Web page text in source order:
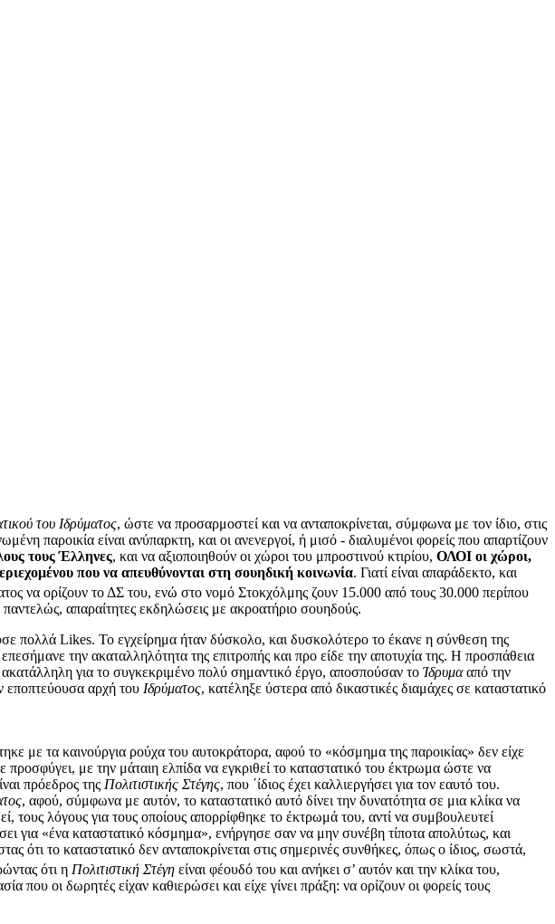
του Ιδρύματος, ώστε να προσαρμοστεί και να ανταποκρίνεται, σύμφωνα με τον ίδιο, στις
παροικία είναι ανύπαρκτη, και οι ανενεργοί, ή μισό - διαλυμένοι φορείς που απαρτίζουν
τους Έλληνες, και να αξιοποιηθούν οι χώροι του μπροστινού κτιρίου, ΟΛΟΙ οι χώροι,
που να απευθύνονται στη σουηδική κοινωνία. Γιατί είναι απαράδεκτο, και
να ορίζουν το ΔΣ του, ενώ στο νομό Στοκχόλμης ζουν 15.000 από τους 30.000 περίπου
παντελώς, απαραίτητες εκδηλώσεις με ακροατήριο σουηδούς.
πολλά Likes. Το εγχείρημα ήταν δύσκολο, και δυσκολότερο το έκανε η σύνθεση της
επεσήμανε την ακαταλληλότητα της επιτροπής και προ είδε την αποτυχία της. Η προσπάθεια
για το συγκεκριμένο πολύ σημαντικό έργο, αποσπούσαν το Ίδρυμααπό την
εποπτεύουσα αρχή του Ιδρύματος, κατέληξε ύστερα από δικαστικές διαμάχες σε καταστατικό
με τα καινούργια ρούχα του αυτοκράτορα, αφού το «κόσμημα της παροικίας» δεν είχε
προσφύγει, με την μάταιη ελπίδα να εγκριθεί το καταστατικό του έκτρωμα ώστε να
πρόεδρος της Πολιτιστικής Στέγης, που ΄ίδιος έχει καλλιεργήσει για τον εαυτό του.
, αφού, σύμφωνα με αυτόν, το καταστατικό αυτό δίνει την δυνατότητα σε μια κλίκα να
τους λόγους για τους οποίους απορρίφθηκε το έκτρωμά του, αντί να συμβουλευτεί
για «ένα καταστατικό κόσμημα», ενήργησε σαν να μην συνέβη τίποτα απολύτως, και
το καταστατικό δεν ανταποκρίνεται στις σημερινές συνθήκες, όπως ο ίδιος, σωστά,
ότι η Πολιτιστική Στέγη είναι φέουδό του και ανήκει σ’ αυτόν και την κλίκα του,
που οι δωρητές είχαν καθιερώσει και είχε γίνει πράξη: να ορίζουν οι φορείς τους